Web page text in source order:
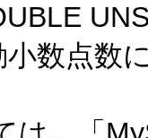
小数点数